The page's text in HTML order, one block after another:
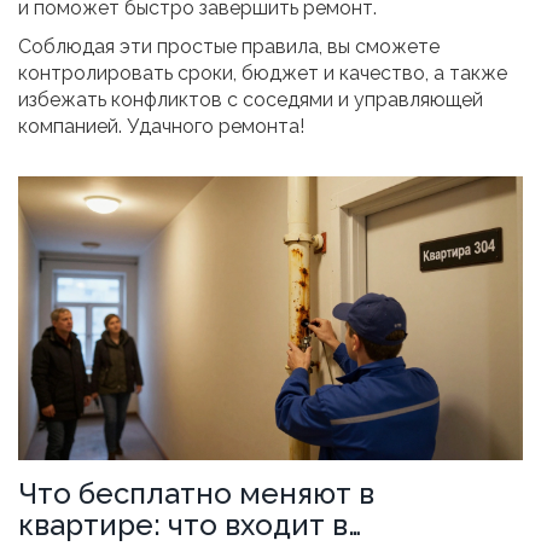
и поможет быстро завершить ремонт.
Соблюдая эти простые правила, вы сможете
контролировать сроки, бюджет и качество, а также
избежать конфликтов с соседями и управляющей
компанией. Удачного ремонта!
Что бесплатно меняют в
квартире: что входит в